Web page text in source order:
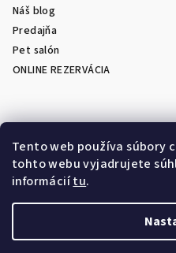
Tento web používa súbory
tohto webu vyjadrujete
informáciítu.
Náš blog
Predajňa
Pet salón
ONLINE REZERVÁCIA
Prijímame online